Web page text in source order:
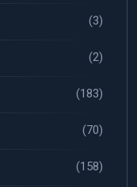
(3)
(2)
(183)
(70)
(158)